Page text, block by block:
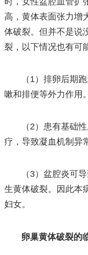
高，黄体表面张力增
体破裂。但并不是说
裂，以下情况也有可
（1）排卵后期
嗽和排便等外力作用。
（2）患有基础
疗，导致凝血机制异
（3）盆腔炎可
生黄体破裂。因此本
妇女。
卵巢黄体破裂的